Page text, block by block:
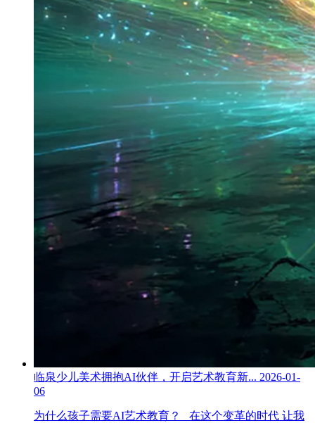
临泉少儿美术拥抱AI伙伴，开启艺术教育新... 2026-01-
06
为什么孩子需要AI艺术教育？ 在这个变革的时代 让我